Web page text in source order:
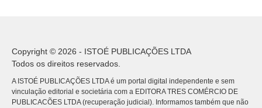
Copyright © 2026 - ISTOÉ PUBLICAÇÕES LTDA
Todos os direitos reservados.
A ISTOÉ PUBLICAÇÕES LTDA é um portal digital independente e sem
vinculação editorial e societária com a EDITORA TRES COMÉRCIO DE
PUBLICACÕES LTDA (recuperação judicial). Informamos também que não